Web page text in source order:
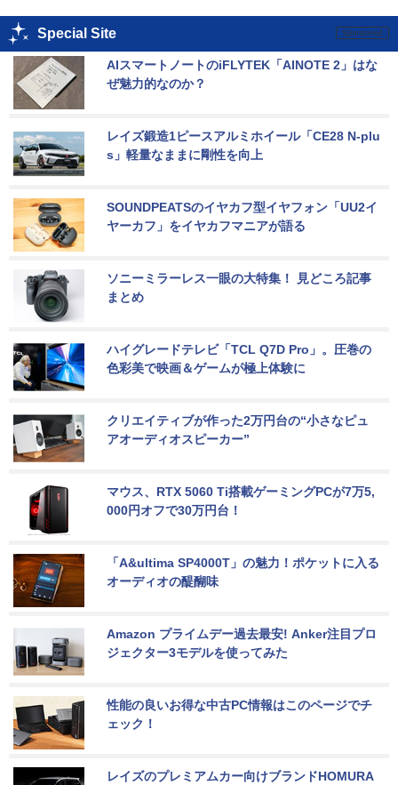
Special Site
AIスマートノートのiFLYTEK「AINOTE 2」はな
ぜ魅力的なのか？
レイズ鍛造1ピースアルミホイール「CE28 N-plu
s」軽量なままに剛性を向上
SOUNDPEATSのイヤカフ型イヤフォン「UU2イ
ヤーカフ」をイヤカフマニアが語る
ソニーミラーレス一眼の大特集！ 見どころ記事
まとめ
ハイグレードテレビ「TCL Q7D Pro」。圧巻の
色彩美で映画＆ゲームが極上体験に
クリエイティブが作った2万円台の“小さなピュ
アオーディオスピーカー”
マウス、RTX 5060 Ti搭載ゲーミングPCが7万5,
000円オフで30万円台！
「A&ultima SP4000T」の魅力！ポケットに入る
オーディオの醍醐味
Amazon プライムデー過去最安! Anker注目プロ
ジェクター3モデルを使ってみた
性能の良いお得な中古PC情報はこのページでチ
ェック！
レイズのプレミアムカー向けブランドHOMURA